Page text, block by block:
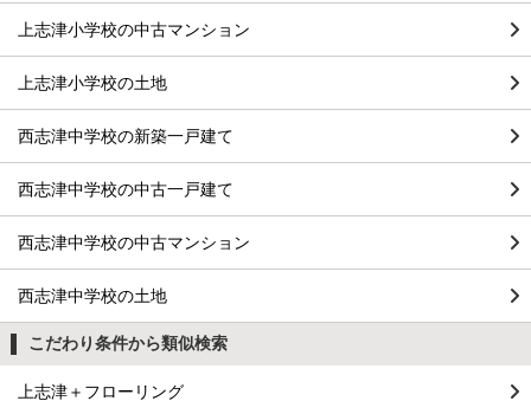
上志津小学校の中古マンション
上志津小学校の土地
西志津中学校の新築一戸建て
西志津中学校の中古一戸建て
西志津中学校の中古マンション
西志津中学校の土地
こだわり条件から類似検索
上志津＋フローリング